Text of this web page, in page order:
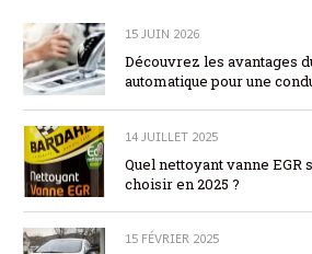
15 JUIN 2026
Découvrez les avantages
automatique pour une
14 JUILLET 2025
Quel nettoyant vanne EGR
choisir en 2025 ?
15 FÉVRIER 2025